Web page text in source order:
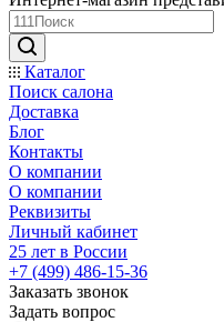
Каталог
Поиск салона
Доставка
Блог
Контакты
О компании
О компании
Реквизиты
Личный кабинет
25 лет в России
+7 (499) 486-15-36
Заказать звонок
Задать вопрос